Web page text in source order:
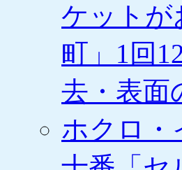
ケットが
町」1回
去・表面
ホクロ・